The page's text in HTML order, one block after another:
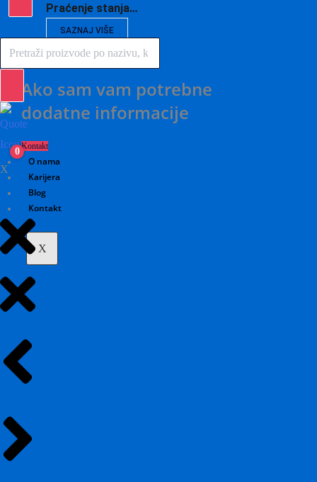
Praćenje stanja…
SAZNAJ VIŠE
Ako sam vam potrebne
dodatne informacije
Kontakt
O nama
Karijera
Blog
Kontakt
X
Products
search
0
X